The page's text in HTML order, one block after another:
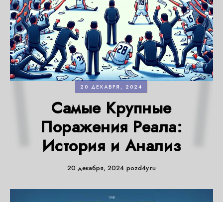
20 ДЕКАБРЯ, 2024
Самые Крупные
Поражения Реала:
История и Анализ
20 декабря, 2024 pozd4y.ru